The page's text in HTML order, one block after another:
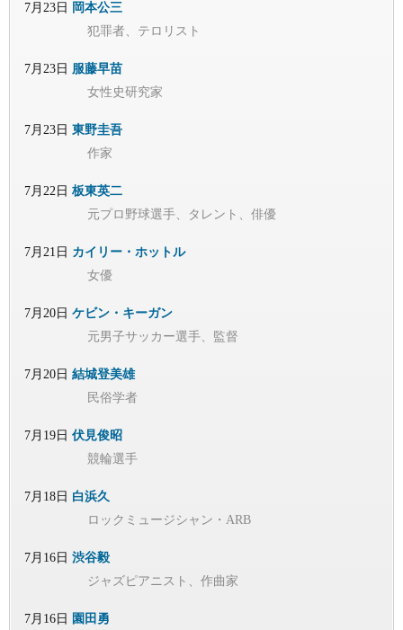
7月23日 岡本公三
犯罪者、テロリスト
7月23日 服藤早苗
女性史研究家
7月23日 東野圭吾
作家
7月22日 板東英二
元プロ野球選手、タレント、俳優
7月21日 カイリー・ホットル
女優
7月20日 ケビン・キーガン
元男子サッカー選手、監督
7月20日 結城登美雄
民俗学者
7月19日 伏見俊昭
競輪選手
7月18日 白浜久
ロックミュージシャン・ARB
7月16日 渋谷毅
ジャズピアニスト、作曲家
7月16日 園田勇